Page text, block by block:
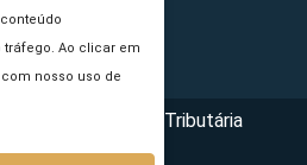
Ao clicar em
nosso uso de
Portal da Reforma Tributária